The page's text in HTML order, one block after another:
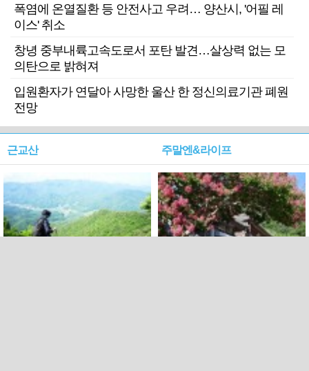
폭염에 온열질환 등 안전사고 우려… 양산시, '어필 레
이스' 취소
창녕 중부내륙고속도로서 포탄 발견…살상력 없는 모
의탄으로 밝혀져
입원환자가 연달아 사망한 울산 한 정신의료기관 폐원
전망
근교산 주말엔&라이프